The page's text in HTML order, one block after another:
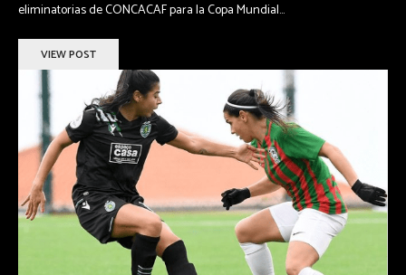
eliminatorias de CONCACAF para la Copa Mundial...
VIEW POST